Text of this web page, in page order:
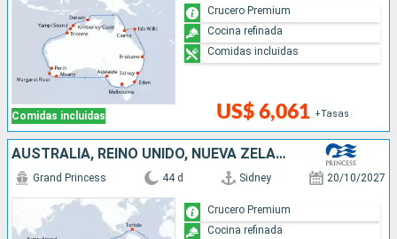
Comidas incluidas US$ 6,061 +Tasas
Crucero Premium
Cocina refinada
Comidas incluidas
AUSTRALIA, REINO UNIDO, NUEVA ZELANDA
Grand Princess 44 d Sidney 20/10/2027
Crucero Premium
Cocina refinada